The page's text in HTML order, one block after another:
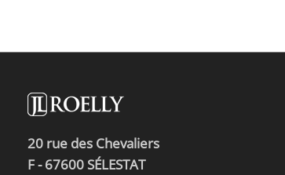
20 rue des Chevaliers
F - 67600 SÉLESTAT